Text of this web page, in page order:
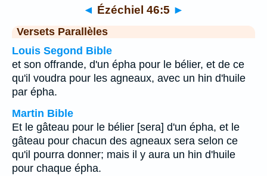
◄ Ézéchiel 46:5 ►
Versets Parallèles
Louis Segond Bible
et son offrande, d'un épha pour le bélier, et de ce
qu'il voudra pour les agneaux, avec un hin d'huile
par épha.
Martin Bible
Et le gâteau pour le bélier [sera] d'un épha, et le
gâteau pour chacun des agneaux sera selon ce
qu'il pourra donner; mais il y aura un hin d'huile
pour chaque épha.